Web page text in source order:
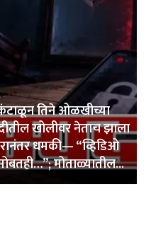
कंटाळून तिने ओळखीच्या
खोलीवर नेताच झाला
धमकी— “व्हिडिओ
मोताळ्यातील...